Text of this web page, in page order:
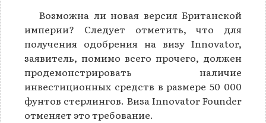
Возможна ли новая версия Британской
империи? Следует отметить, что для
получения одобрения на визу Innovator,
заявитель, помимо всего прочего, должен
продемонстрировать наличие
инвестиционных средств в размере 50 000
фунтов стерлингов. Виза Innovator Founder
отменяет это требование.